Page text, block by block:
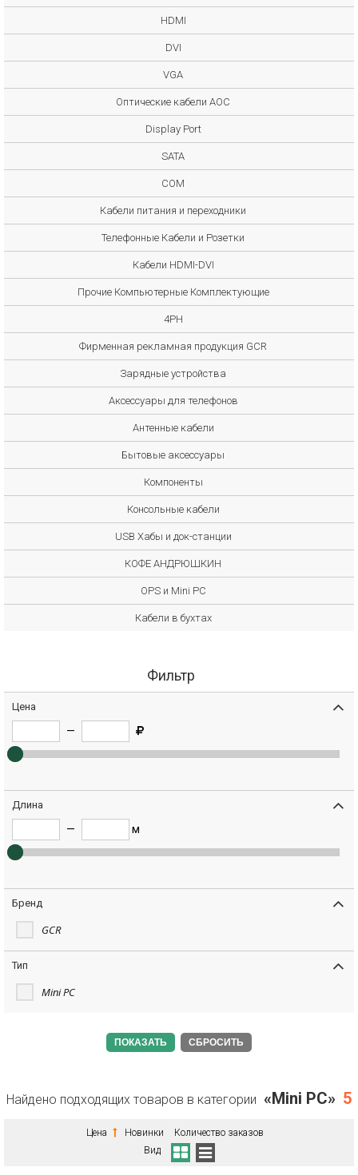
HDMI
DVI
VGA
Оптические кабели AOC
Display Port
SATA
COM
Кабели питания и переходники
Телефонные Кабели и Розетки
Кабели HDMI-DVI
Прочие Компьютерные Комплектующие
4PH
Фирменная рекламная продукция GCR
Зарядные устройства
Аксессуары для телефонов
Антенные кабели
Бытовые аксессуары
Компоненты
Консольные кабели
USB Хабы и док-станции
КОФЕ АНДРЮШКИН
OPS и Mini PC
Кабели в бухтах
Фильтр
Цена
—
Длина
— м
Бренд
GCR
Тип
Mini PC
СБРОСИТЬ
Найдено подходящих товаров в категории «Mini PC» 5
Цена Новинки
Количество заказов
Вид